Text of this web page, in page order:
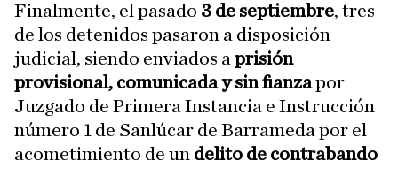
Finalmente, el pasado 3 de septiembre, tres
de los detenidos pasaron a disposición
judicial, siendo enviados a prisión
provisional, comunicada y sin fianzapor
Juzgado de Primera Instancia e Instrucción
número 1 de Sanlúcar de Barrameda por el
acometimiento de un delito de contrabando